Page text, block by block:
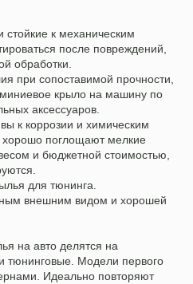
к механическим
после повреждений,
обработки.
при сопоставимой прочности,
крыло на машину по
аксессуаров.
к коррозии и химическим
хорошо поглощают мелкие
и бюджетной стоимостью,
для тюнинга.
внешним видом и хорошей
на авто делятся на
тюнинговые. Модели первого
Идеально повторяют